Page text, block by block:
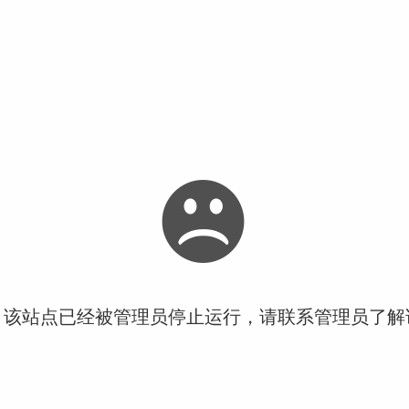
站点已经被管理员停止运行，请联系管理员了